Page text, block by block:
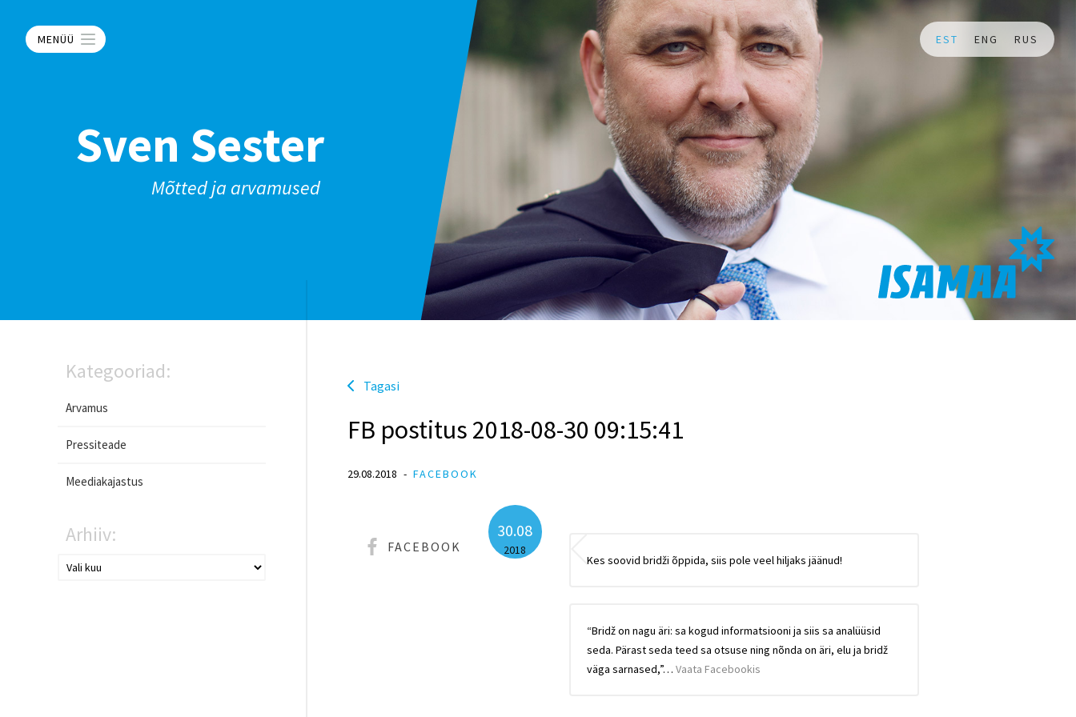
MENÜÜ EST ENG RUS
Sven Sester
Mõtted ja arvamused
Kategooriad:
Arvamus
Pressiteade
Meediakajastus
Arhiiv:
Tagasi
FB postitus 2018-08-30 09:15:41
29.08.2018 FACEBOOK
FACEBOOK
30.08
2018
Kes soovid bridži õppida, siis pole veel hiljaks jäänud!
“Bridž on nagu äri: sa kogud informatsiooni ja siis sa analüüsid
seda. Pärast seda teed sa otsuse ning nõnda on äri, elu ja bridž
väga sarnased,”… Vaata Facebookis